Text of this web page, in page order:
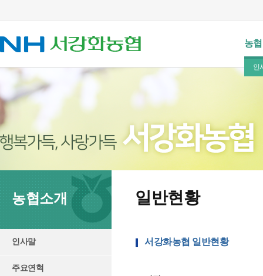
농
인
농협소개
인사말
주요연혁
일반현황
서강화농협 일반현황